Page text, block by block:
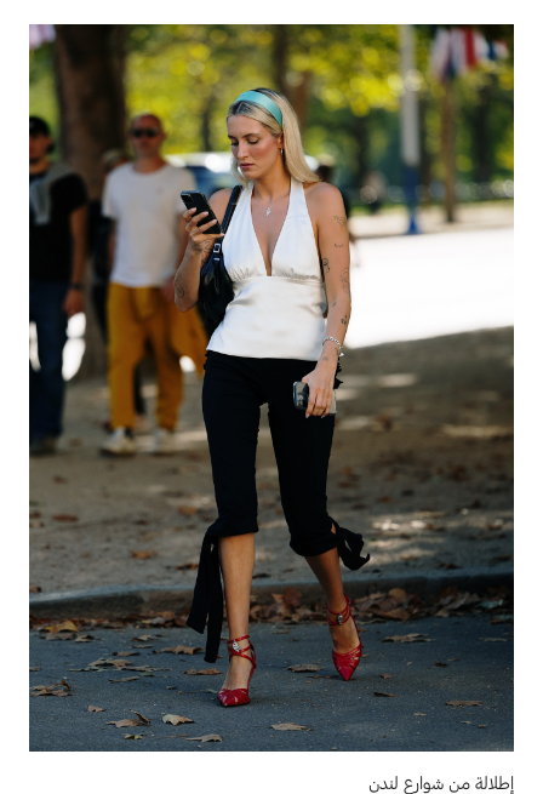
إطلالة من شوارع لندن